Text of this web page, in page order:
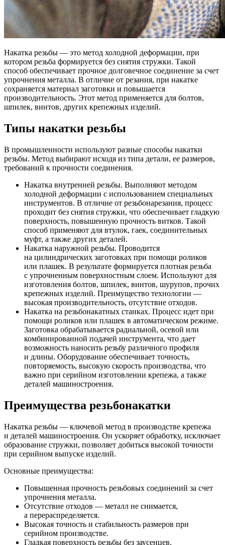
Накатка резьбы — это метод холодной деформации, при
котором резьба формируется без снятия стружки. Такой
способ обеспечивает прочное долговечное соединение за счет
упрочнения металла. В отличие от резания, при накатке
сохраняется материал заготовки и повышается
производительность. Этот метод применяется для болтов,
шпилек, винтов, других крепежных изделий.
Типы накатки резьбы
В промышленности используют разные способы накатки
резьбы. Метод выбирают исходя из типа детали, ее размеров,
требований к прочности соединения.
Накатка внутренней резьбы. Выполняют методом
холодной деформации с использованием специальных
инструментов. В отличие от резьбонарезания, процесс
проходит без снятия стружки, что обеспечивает гладкую
поверхность, повышенную прочность витков. Такой
способ применяют для втулок, гаек, соединительных
муфт, а также других деталей.
Накатка наружной резьбы. Проводится
на цилиндрических заготовках при помощи роликов
или плашек. В результате формируется плотная резьба
с упрочненным поверхностным слоем. Используют для
изготовления болтов, шпилек, винтов, шурупов, прочих
крепежных изделий. Преимущество технологии —
высокая производительность, отсутствие отходов.
Накатка на резьбонакатных станках. Процесс идет при
помощи роликов или плашек в автоматическом режиме.
Заготовка обрабатывается радиальной, осевой или
комбинированной подачей инструмента, что дает
возможность наносить резьбу различного профиля
и длины. Оборудование обеспечивает точность,
повторяемость, высокую скорость производства, что
важно при серийном изготовлении крепежа, а также
деталей машиностроения.
Преимущества резьбонакатки
Накатка резьбы — ключевой метод в производстве крепежа
и деталей машиностроения. Он ускоряет обработку, исключает
образование стружки, позволяет добиться высокой точности
при серийном выпуске изделий.
Основные преимущества:
Повышенная прочность резьбовых соединений за счет
упрочнения металла.
Отсутствие отходов — металл не снимается,
а перераспределяется.
Высокая точность и стабильность размеров при
серийном производстве.
Гладкая поверхность резьбы без заусенцев.